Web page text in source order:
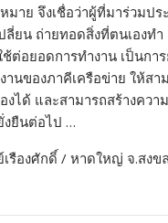
มาย จึงเชื่อว่าผู้ที่มาร่วมปร
ลี่ยน ถ่ายทอดสิ่งที่ตนเองท
ช้ต่อยอดการทำงาน เป็นกา
านของภาคีเครือข่าย ให้สา
งได้ และสามารถสร้างคว
งยืนต่อไป …
รืองศักดิ์ / หาดใหญ่ จ.สงข